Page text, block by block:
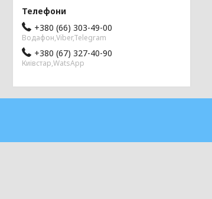
+380 (66) 303-49-00
Водафон,Viber,Telegram
+380 (67) 327-40-90
Киівстар,WatsApp